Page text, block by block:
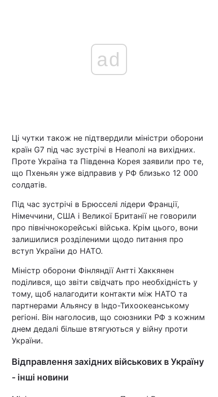
ad
Ці чутки також не підтвердили міністри оборони
країн G7 під час зустрічі в Неаполі на вихідних.
Проте Україна та Південна Корея заявили про те,
що Пхеньян уже відправив у РФ близько 12 000
солдатів.
Під час зустрічі в Брюсселі лідери Франції,
Німеччини, США і Великої Британії не говорили
про північнокорейські війська. Крім цього, вони
залишилися розділеними щодо питання про
вступ України до НАТО.
Міністр оборони Фінляндії Антті Хаккянен
поділився, що звіти свідчать про необхідність у
тому, щоб налагодити контакти між НАТО та
партнерами Альянсу в Індо-Тихоокеанському
регіоні. Він наголосив, що союзники РФ з кожним
днем дедалі більше втягуються у війну проти
України.
Відправлення західних військових в Україну
- інші новини